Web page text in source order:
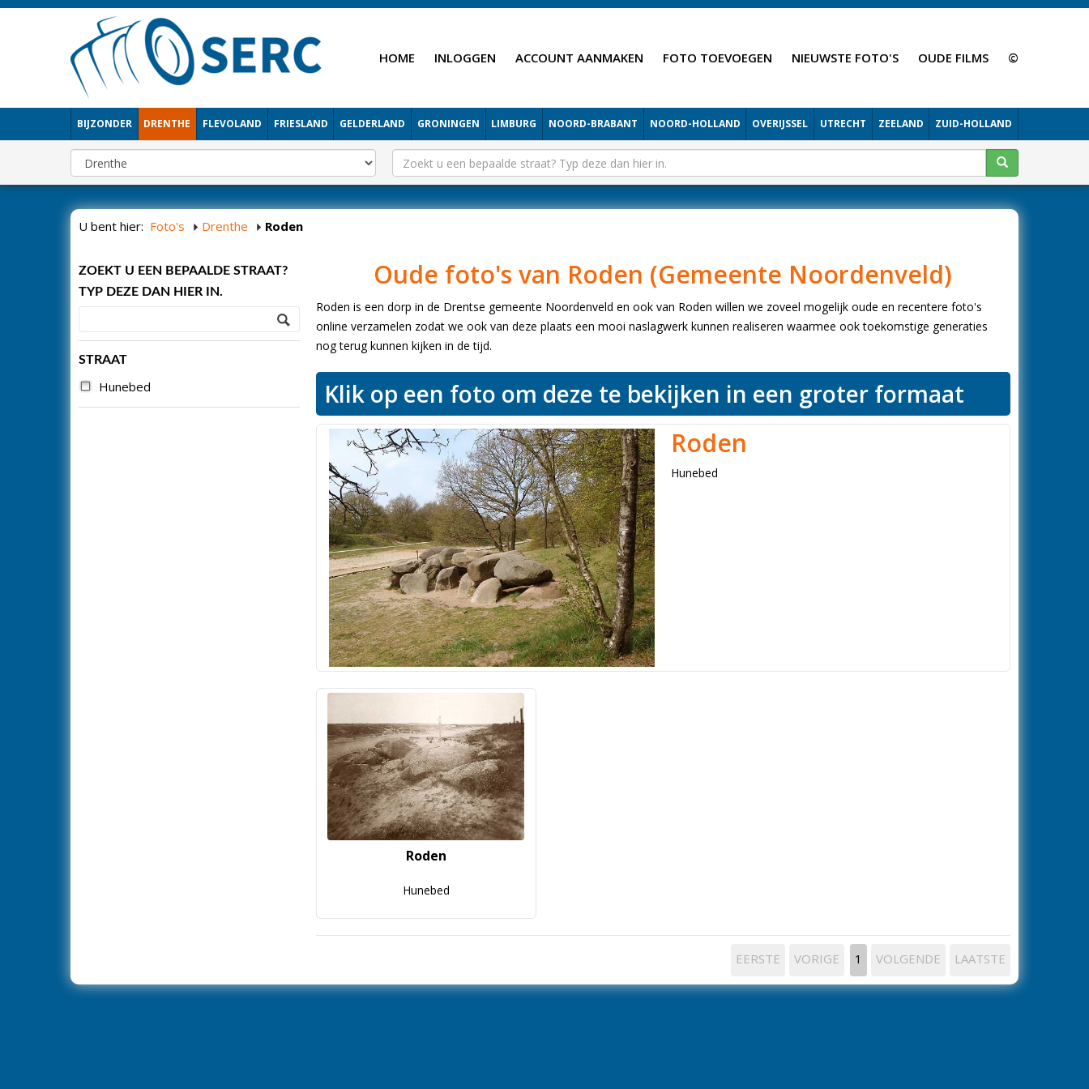
HOME INLOGGEN ACCOUNT AANMAKEN FOTO TOEVOEGEN NIEUWSTE FOTO'S OUDE FILMS ©
BIJZONDER DRENTHE FLEVOLAND FRIESLAND GELDERLAND GRONINGEN LIMBURG NOORD-BRABANT NOORD-HOLLAND OVERIJSSEL UTRECHT ZEELAND ZUID-HOLLAND
U bent hier: Foto's Drenthe Roden
ZOEKT U EEN BEPAALDE STRAAT?
TYP DEZE DAN HIER IN.
STRAAT
Hunebed
Oude foto's van Roden (Gemeente Noordenveld)
Roden is een dorp in de Drentse gemeente Noordenveld en ook van Roden willen we zoveel mogelijk oude en recentere foto's
online verzamelen zodat we ook van deze plaats een mooi naslagwerk kunnen realiseren waarmee ook toekomstige generaties
nog terug kunnen kijken in de tijd.
Klik op een foto om deze te bekijken in een groter formaat
Roden
Hunebed
Roden
Hunebed
EERSTE VORIGE 1 VOLGENDE LAATSTE